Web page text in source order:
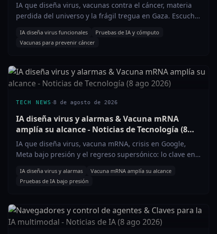
IA que diseña virus, vacunas contra el cáncer, materia
perdida del universo y la frágil tregua en Gaza. Escucha
IA diseña virus funcionales
Pruebas de IA y cómputo
Vacunas para prevenir cáncer
TECH NEWS ·8 de agosto de 2026
IA diseña virus y alarmas & Vacuna mRNA
amplía su alcance - Noticias de Tecnología (8
ago 2026)
IA que diseña virus, vacuna mRNA, crisis en Google,
Meta bajo presión y el regreso supersónico: lo clave en
IA diseña virus y alarmas
Vacuna mRNA amplía su alcance
Pruebas de IA bajo presión